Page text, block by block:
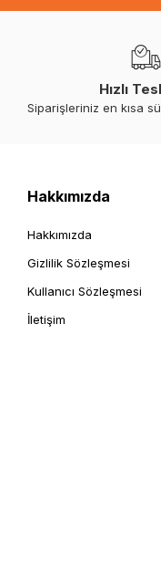
Hızlı
Siparişleriniz en kısa
Hakkımızda
Hakkımızda
Gizlilik Sözleşmesi
Kullanıcı Sözleşmesi
İletişim